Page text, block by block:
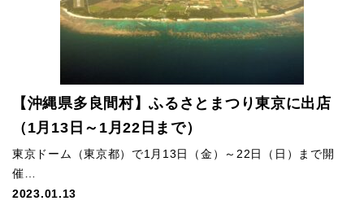
【沖縄県多良間村】ふるさとまつり東京に出店
（1月13日～1月22日まで）
東京ドーム（東京都）で1月13日（金）～22日（日）まで開
催…
2023.01.13